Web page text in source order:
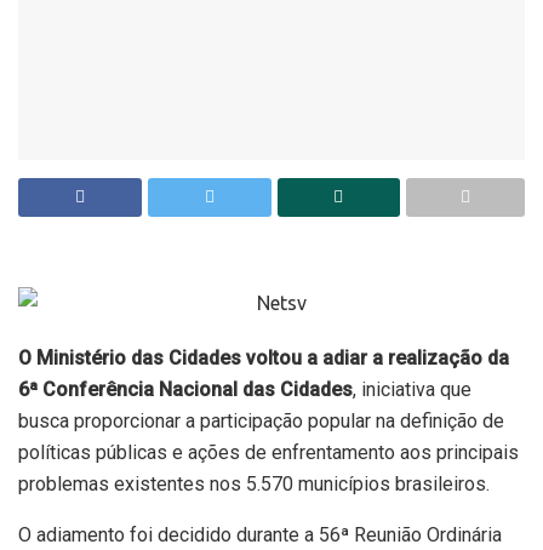
O Ministério das Cidades voltou a adiar a realização da
6ª Conferência Nacional das Cidades, iniciativa que
busca proporcionar a participação popular na definição de
políticas públicas e ações de enfrentamento aos principais
problemas existentes nos 5.570 municípios brasileiros.
O adiamento foi decidido durante a 56ª Reunião Ordinária